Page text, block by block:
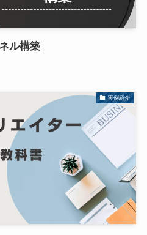
ル構築
実例紹介